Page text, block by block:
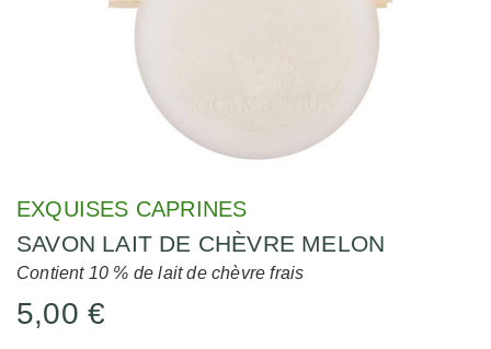
EXQUISES CAPRINES
SAVON LAIT DE CHÈVRE MELON
Contient 10 % de lait de chèvre frais
5,00 €